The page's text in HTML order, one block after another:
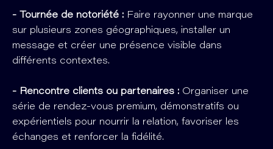
- Tournée de notoriété : Faire rayonner une marque
sur plusieurs zones géographiques, installer un
message et créer une présence visible dans
différents contextes.
- Rencontre clients ou partenaires : Organiser une
série de rendez-vous premium, démonstratifs ou
expérientiels pour nourrir la relation, favoriser les
échanges et renforcer la fidélité.